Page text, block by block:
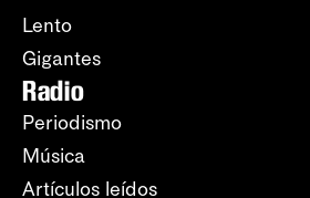
Lento
Gigantes
Radio
Periodismo
Música
Artículos leídos